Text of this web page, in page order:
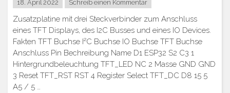
18. April 2022 Schreib einen Kommentar
Zusatzplatine mit drei Steckverbinder zum Anschluss
eines TFT Displays, des I2C Busses und eines IO Devices.
Fakten TFT Buchse I²C Buchse IO Buchse TFT Buchse
Anschluss Pin Bechreibung Name D1 ESP32 S2 C3 1
Hintergrundbeleuchtung TFT_LED NC 2 Masse GND GND
3 Reset TFT_RST RST 4 Register Select TFT_DC D8 15 5
A5 / 5 …